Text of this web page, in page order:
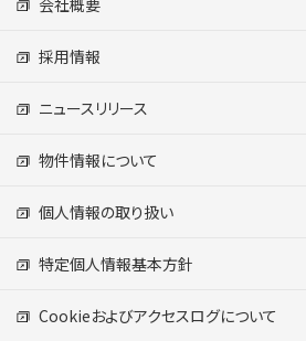
採用情報
ニュースリリース
物件情報について
個人情報の取り扱い
特定個人情報基本方針
Cookieおよびアクセスログについて